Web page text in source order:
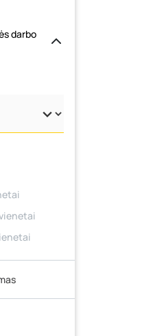
RAL8017
darbo
g. 183,